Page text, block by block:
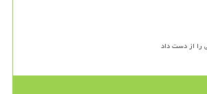
را از دست داد